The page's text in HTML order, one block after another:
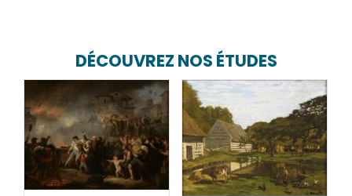
DÉCOUVREZ NOS ÉTUDES